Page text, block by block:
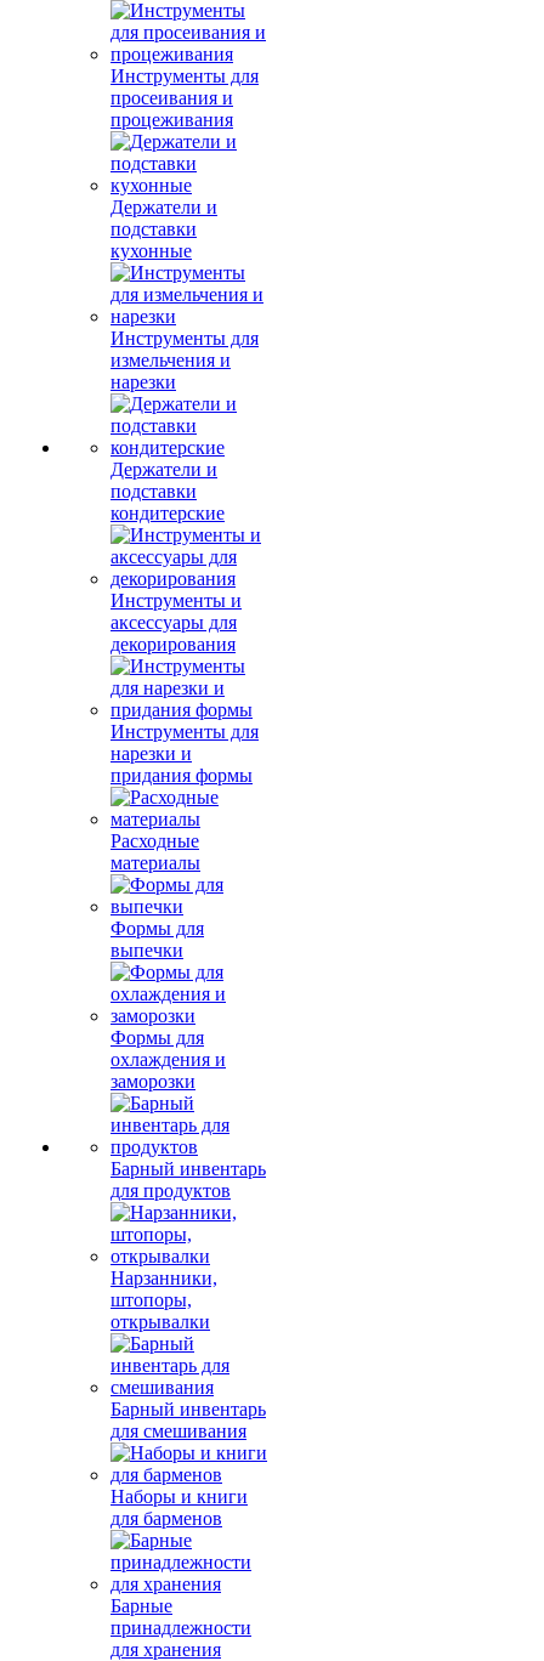
Инструменты для
просеивания и
процеживания
Держатели и
подставки
кухонные
Инструменты для
измельчения и
нарезки
Держатели и
подставки
кондитерские
Инструменты и
аксессуары для
декорирования
Инструменты для
нарезки и
придания формы
Расходные
материалы
Формы для
выпечки
Формы для
охлаждения и
заморозки
Барный инвентарь
для продуктов
Нарзанники,
штопоры,
открывалки
Барный инвентарь
для смешивания
Наборы и книги
для барменов
Барные
принадлежности
для хранения